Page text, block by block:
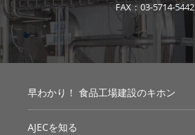
FAX：03-5714-5442
早わかり！ 食品工場建設のキホン
AJECを知る